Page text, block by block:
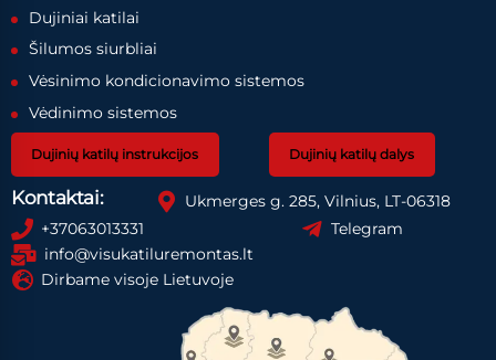
Dujiniai katilai
Šilumos siurbliai
Vėsinimo kondicionavimo sistemos
Vėdinimo sistemos
Dujinių katilų instrukcijos Dujinių katilų dalys
Kontaktai:
Ukmerges g. 285, Vilnius, LT-06318
+37063013331
Telegram
info@visukatiluremontas.lt
Dirbame visoje Lietuvoje